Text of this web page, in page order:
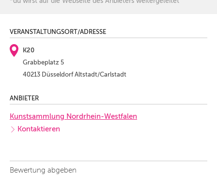
VERANSTALTUNGSORT/ADRESSE
K20
Grabbeplatz 5
40213 Düsseldorf Altstadt/Carlstadt
ANBIETER
Kunstsammlung Nordrhein-Westfalen
Kontaktieren
Bewertung abgeben